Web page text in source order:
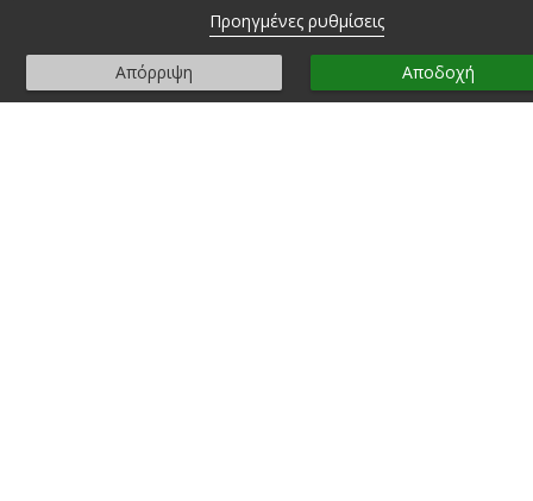
Προηγμένες ρυθμίσεις
Απόρριψη Αποδοχή